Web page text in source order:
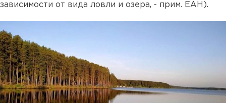
зависимости от вида ловли и озера, - прим. ЕАН).